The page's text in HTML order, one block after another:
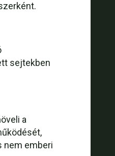
sejtekben
a
nem emberi